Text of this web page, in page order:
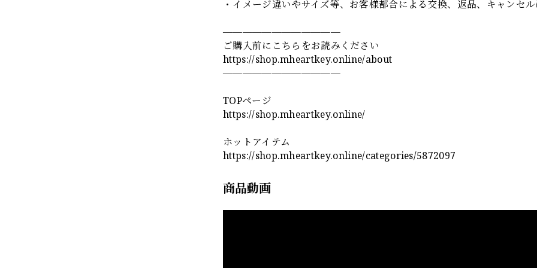
・イメージ違いやサイズ等、お客様都合による交換、返品、キャンセル
————————————
ご購入前にこちらをお読みください
https://shop.mheartkey.online/about
————————————
TOPページ
https://shop.mheartkey.online/
ホットアイテム
https://shop.mheartkey.online/categories/5872097
商品動画